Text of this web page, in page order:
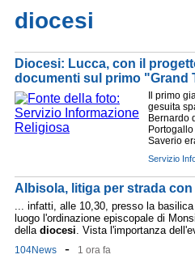
diocesi
Diocesi: Lucca, con il
documenti sul primo "Grand
Il primo
gesuita
Bernardo
Saverio
Servizio
Albisola, litiga per strada
... infatti, alle 10,30, presso la
luogo l'ordinazione episcopale di
della diocesi. Vista l'importanza
104News - 1 ora fa